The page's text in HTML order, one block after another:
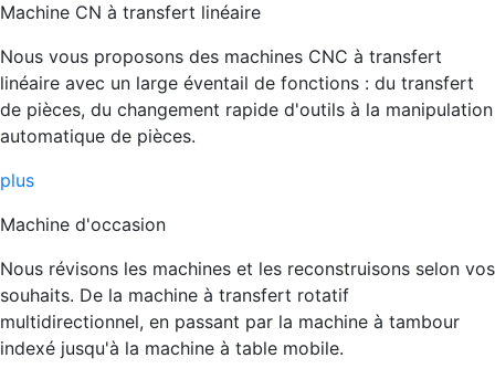
Machine CN à transfert linéaire
Nous vous proposons des machines CNC à transfert
linéaire avec un large éventail de fonctions : du transfert
de pièces, du changement rapide d'outils à la manipulation
automatique de pièces.
plus
Machine d'occasion
Nous révisons les machines et les reconstruisons selon vos
souhaits. De la machine à transfert rotatif
multidirectionnel, en passant par la machine à tambour
indexé jusqu'à la machine à table mobile.